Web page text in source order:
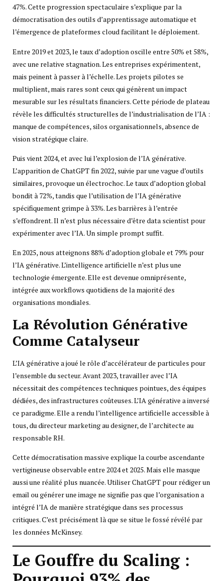
47%. Cette progression spectaculaire s’explique par la
démocratisation des outils d’apprentissage automatique et
l’émergence de plateformes cloud facilitant le déploiement.
Entre 2019 et 2023, le taux d’adoption oscille entre 50% et 58%,
avec une relative stagnation. Les entreprises expérimentent,
mais peinent à passer à l’échelle. Les projets pilotes se
multiplient, mais rares sont ceux qui génèrent un impact
mesurable sur les résultats financiers. Cette période de plateau
révèle les difficultés structurelles de l’industrialisation de l’IA :
manque de compétences, silos organisationnels, absence de
vision stratégique claire.
Puis vient 2024, et avec lui l’explosion de l’IA générative.
L’apparition de ChatGPT fin 2022, suivie par une vague d’outils
similaires, provoque un électrochoc. Le taux d’adoption global
bondit à 72%, tandis que l’utilisation de l’IA générative
spécifiquement grimpe à 33%. Les barrières à l’entrée
s’effondrent. Il n’est plus nécessaire d’être data scientist pour
expérimenter avec l’IA. Un simple prompt suffit.
En 2025, nous atteignons 88% d’adoption globale et 79% pour
l’IA générative. L’intelligence artificielle n’est plus une
technologie émergente. Elle est devenue omniprésente,
intégrée aux workflows quotidiens de la majorité des
organisations mondiales.
La Révolution Générative
Comme Catalyseur
L’IA générative a joué le rôle d’accélérateur de particules pour
l’ensemble du secteur. Avant 2023, travailler avec l’IA
nécessitait des compétences techniques pointues, des équipes
dédiées, des infrastructures coûteuses. L’IA générative a inversé
ce paradigme. Elle a rendu l’intelligence artificielle accessible à
tous, du directeur marketing au designer, de l’architecte au
responsable RH.
Cette démocratisation massive explique la courbe ascendante
vertigineuse observable entre 2024 et 2025. Mais elle masque
aussi une réalité plus nuancée. Utiliser ChatGPT pour rédiger un
email ou générer une image ne signifie pas que l’organisation a
intégré l’IA de manière stratégique dans ses processus
critiques. C’est précisément là que se situe le fossé révélé par
les données McKinsey.
Le Gouffre du Scaling :